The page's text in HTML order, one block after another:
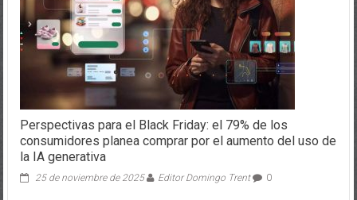
Perspectivas para el Black Friday: el 79% de los
consumidores planea comprar por el aumento del uso de
la IA generativa
25 de noviembre de 2025